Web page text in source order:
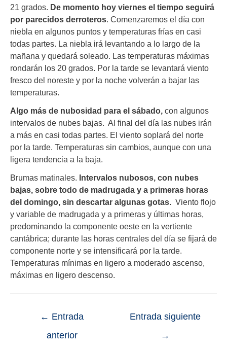
21 grados. De momento hoy viernes el tiempo seguirá
por parecidos derroteros . Comenzaremos el día con
niebla en algunos puntos y temperaturas frías en casi
todas partes. La niebla irá levantando a lo largo de la
mañana y quedará soleado. Las temperaturas máximas
rondarán los 20 grados. Por la tarde se levantará viento
fresco del noreste y por la noche volverán a bajar las
temperaturas.
Algo más de nubosidad para el sábado, con algunos
intervalos de nubes bajas. Al final del día las nubes irán
a más en casi todas partes. El viento soplará del norte
por la tarde. Temperaturas sin cambios, aunque con una
ligera tendencia a la baja.
Brumas matinales. Intervalos nubosos, con nubes
bajas, sobre todo de madrugada y a primeras horas
del domingo, sin descartar algunas gotas. Viento flojo
y variable de madrugada y a primeras y últimas horas,
predominando la componente oeste en la vertiente
cantábrica; durante las horas centrales del día se fijará de
componente norte y se intensificará por la tarde.
Temperaturas mínimas en ligero a moderado ascenso,
máximas en ligero descenso.
← Entrada
anterior
Entrada siguiente
→